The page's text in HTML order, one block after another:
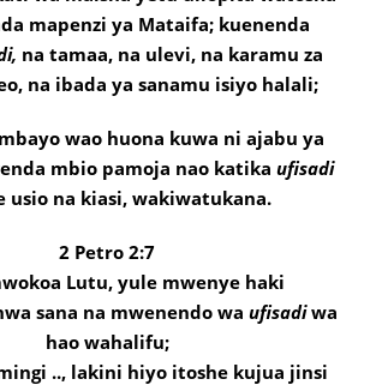
mapenzi ya Mataifa; kuenenda
na tamaa, na ulevi, na karamu za
na ibada ya sanamu isiyo halali;
wao huona kuwa ni ajabu ya
mbio pamoja nao katika ufisadi
usio na kiasi, wakiwatukana.
2 Petro 2:7
Lutu, yule mwenye haki
sana na mwenendo wa ufisadiwa
hao wahalifu;
.., lakini hiyo itoshe kujua jinsi